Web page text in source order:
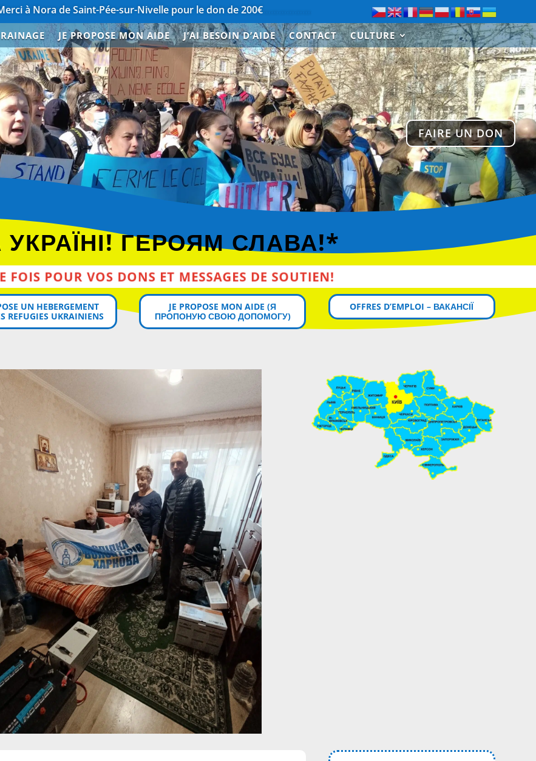
Saint-Pée-sur-Nivelle pour le don de 200€……………………………………. Merci à Paul de Saint-Cloud pour le don de 300€
JE PROPOSE MON AIDE J’AI BESOIN D’AIDE CONTACT CULTURE
FAIRE UN DON
ГЕРОЯМ СЛАВА!*
MERCI MILLE FOIS POUR VOS DONS ET MESSAGES DE SOUTIEN!
UN HEBERGEMENT
REFUGIES UKRAINIENS
JE PROPOSE MON AIDE (Я
ПРОПОНУЮ СВОЮ ДОПОМОГУ)
OFFRES D’EMPLOI – ВАКАНСІЇ